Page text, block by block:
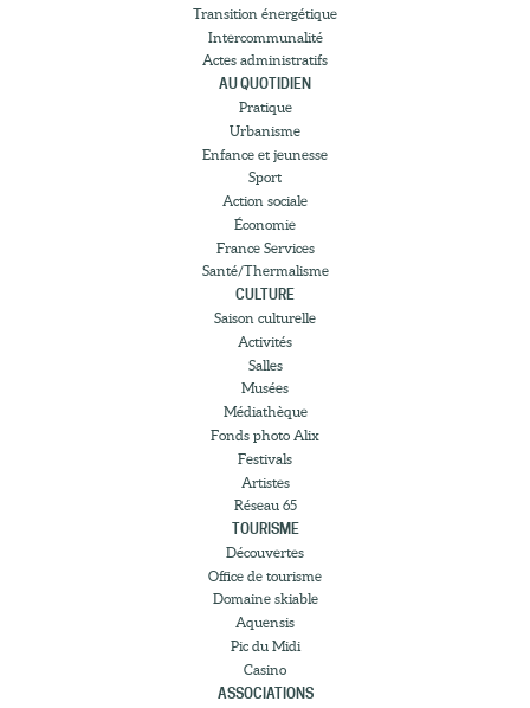
Transition énergétique
Intercommunalité
Actes administratifs
AU QUOTIDIEN
Pratique
Urbanisme
Enfance et jeunesse
Sport
Action sociale
Économie
France Services
Santé/Thermalisme
CULTURE
Saison culturelle
Activités
Salles
Musées
Médiathèque
Fonds photo Alix
Festivals
Artistes
Réseau 65
TOURISME
Découvertes
Office de tourisme
Domaine skiable
Aquensis
Pic du Midi
Casino
ASSOCIATIONS